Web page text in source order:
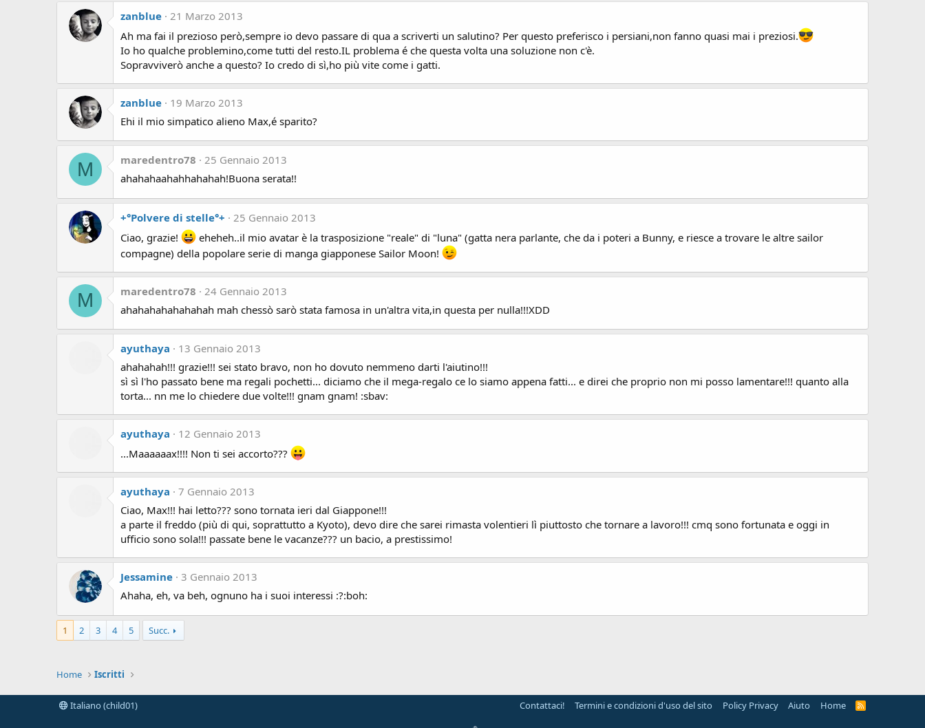
zanblue
21 Marzo 2013
Ah ma fai il prezioso però,sempre io devo passare di qua a scriverti un salutino? Per questo preferisco i persiani,non fanno quasi mai i preziosi.
Io ho qualche problemino,come tutti del resto.IL problema é che questa volta una soluzione non c'è.
Sopravviverò anche a questo? Io credo di sì,ho più vite come i gatti.
zanblue
19 Marzo 2013
Ehi il mio simpatico alieno Max,é sparito?
M maredentro78
25 Gennaio 2013
ahahahaahahhahahah!Buona serata!!
+°Polvere di stelle°+
25 Gennaio 2013
Ciao, grazie!
eheheh..il mio avatar è la trasposizione "reale" di "luna" (gatta nera parlante, che da i poteri a Bunny, e riesce a trovare le altre sailor
compagne) della popolare serie di manga giapponese Sailor Moon!
M maredentro78
24 Gennaio 2013
ahahahahahahahah mah chessò sarò stata famosa in un'altra vita,in questa per nulla!!!XDD
ayuthaya
13 Gennaio 2013
ahahahah!!! grazie!!! sei stato bravo, non ho dovuto nemmeno darti l'aiutino!!!
sì sì l'ho passato bene ma regali pochetti... diciamo che il mega-regalo ce lo siamo appena fatti... e direi che proprio non mi posso lamentare!!! quanto alla
torta... nn me lo chiedere due volte!!! gnam gnam! :sbav:
ayuthaya
12 Gennaio 2013
...Maaaaaax!!!! Non ti sei accorto???
ayuthaya
7 Gennaio 2013
Ciao, Max!!! hai letto??? sono tornata ieri dal Giappone!!!
a parte il freddo (più di qui, soprattutto a Kyoto), devo dire che sarei rimasta volentieri lì piuttosto che tornare a lavoro!!! cmq sono fortunata e oggi in
ufficio sono sola!!! passate bene le vacanze??? un bacio, a prestissimo!
Jessamine 3 Gennaio 2013
Ahaha, eh, va beh, ognuno ha i suoi interessi :?:boh:
1 2 3 4 5 Succ.
Home Iscritti
Italiano (child01) Contattaci! Termini e condizioni d'uso del sito Policy Privacy Aiuto Home
R